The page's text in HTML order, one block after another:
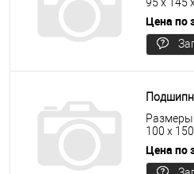
Цена по
Размеры
100 x
Цена по